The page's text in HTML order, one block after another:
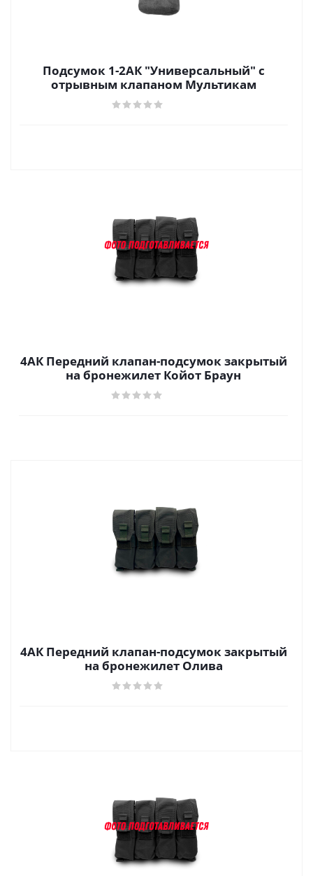
Подсумок 1-2АК "Универсальный" с
отрывным клапаном Мультикам
4АК Передний клапан-подсумок закрытый
на бронежилет Койот Браун
4АК Передний клапан-подсумок закрытый
на бронежилет Олива